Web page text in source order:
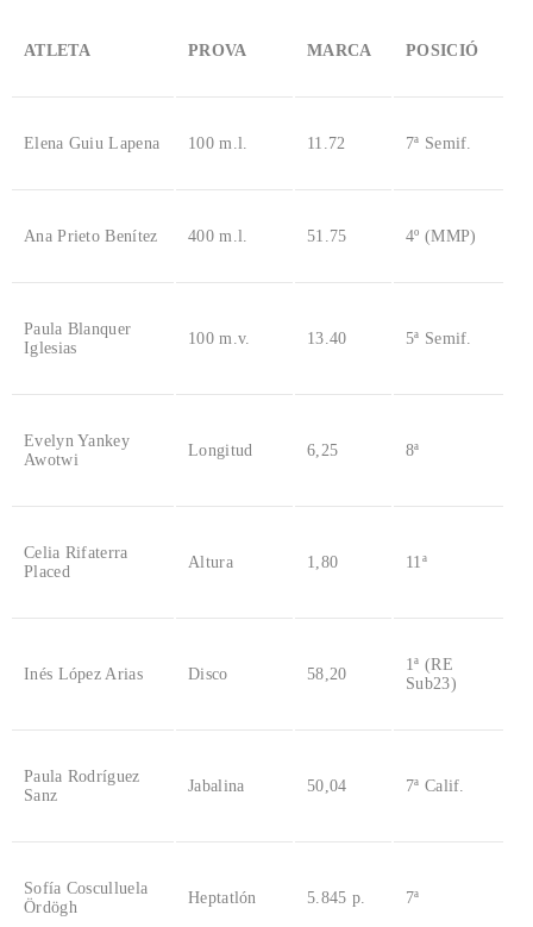
ATLETA PROVA MARCA POSICIÓ
Elena Guiu Lapena 100 m.l. 11.72 7ª Semif.
Ana Prieto Benítez 400 m.l. 51.75 4º (MMP)
Paula Blanquer
Iglesias
100 m.v. 13.40 5ª Semif.
Evelyn Yankey
Awotwi
Longitud 6,25 8ª
Celia Rifaterra
Placed
Altura 1,80 11ª
Inés López Arias Disco 58,20
1ª (RE
Sub23)
Paula Rodríguez
Sanz
Jabalina 50,04 7ª Calif.
Sofía Cosculluela
Ördögh
Heptatlón 5.845 p. 7ª